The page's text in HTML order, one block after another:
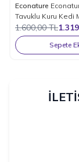
%18
Favorilere
Econature
Tavuklu Kuru Kedi
Kg.
1.600,00TL
Sepete